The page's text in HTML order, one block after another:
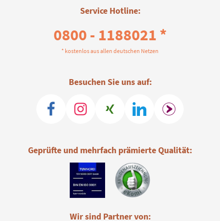
Service Hotline:
0800 - 1188021 *
* kostenlos aus allen deutschen Netzen
Besuchen Sie uns auf:
Geprüfte und mehrfach prämierte Qualität:
Wir sind Partner von: